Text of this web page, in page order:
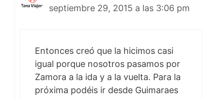
septiembre 29, 2015 a las 3:06 pm
Entonces creó que la hicimos casi
igual porque nosotros pasamos por
Zamora a la ida y a la vuelta. Para la
próxima podéis ir desde Guimaraes